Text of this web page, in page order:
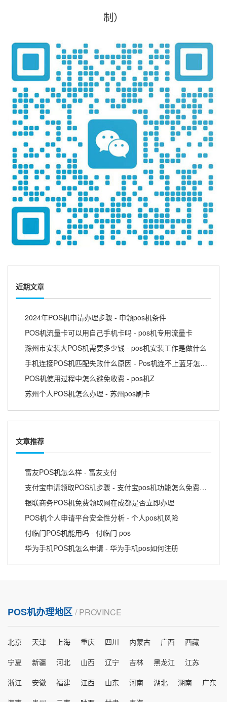
制）
近期文章
2024年POS机申请办理步骤 - 申领pos机条件
POS机流量卡可以用自己手机卡吗 - pos机专用流量卡
滁州市安装大POS机需要多少钱 - pos机安装工作是做什么
手机连接POS机匹配失败什么原因 - Pos机连不上蓝牙怎么回事
POS机使用过程中怎么避免收费 - pos机Z
苏州个人POS机怎么办理 - 苏州pos刷卡
文章推荐
富友POS机怎么样 - 富友支付
支付宝申请领取POS机步骤 - 支付宝pos机功能怎么免费申请
银联商务POS机免费领取网在成都是否立即办理
POS机个人申请平台安全性分析 - 个人pos机风险
付临门POS机能用吗 - 付临门 pos
华为手机POS机怎么申请 - 华为手机pos如何注册
POS机办理地区 / PROVINCE
北京 天津 上海 重庆 四川 内蒙古 广西
西藏
宁夏
新疆 河北 山西 辽宁 吉林 黑龙江
江苏
浙江
安徽 福建 江西 山东 河南 湖北 湖南
广东